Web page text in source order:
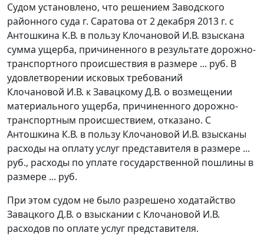
Судом установлено, что решением Заводского
районного суда г. Саратова от 2 декабря 2013 г. с
Антошкина К.В. в пользу Клочановой И.В. взыскана
сумма ущерба, причиненного в результате дорожно-
транспортного происшествия в размере ... руб. В
удовлетворении исковых требований
Клочановой И.В. к Завацкому Д.В. о возмещении
материального ущерба, причиненного дорожно-
транспортным происшествием, отказано. С
Антошкина К.В. в пользу Клочановой И.В. взысканы
расходы на оплату услуг представителя в размере ...
руб., расходы по уплате государственной пошлины в
размере ... руб.
При этом судом не было разрешено ходатайство
Завацкого Д.В. о взыскании с Клочановой И.В.
расходов по оплате услуг представителя.